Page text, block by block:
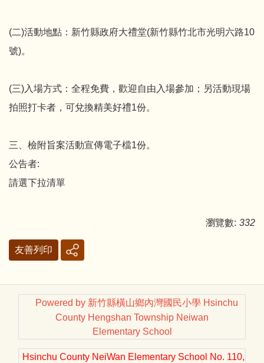
(二)活動地點：新竹縣政府大禮堂(新竹縣竹北市光明六路10
號)。
(三)入場方式：全程免費，歡迎自由入場參加；另活動現場
拍照打卡者，可兌換精美好禮1份。
三、檢附旨案活動宣傳電子檔1份。
公告者:
請選下拉清單
瀏覽數: 332
友善列印
Powered by 新竹縣橫山鄉內灣國民小學 Hsinchu
County Hengshan Township Neiwan
Elementary School
Hsinchu County NeiWan Elementary School No. 110,